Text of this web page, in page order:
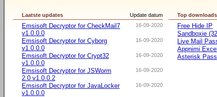
Update datum
Laatste updates
16-09-2020
Emsisoft Decryptor for CheckMail7
v1.0.0.0
16-09-2020
Emsisoft Decryptor for Cyborg
v1.0.0.0
16-09-2020
Emsisoft Decryptor for Crypt32
v1.0.0.0
16-09-2020
Emsisoft Decryptor for JSWorm
2.0 v1.0.0.2
16-09-2020
Emsisoft Decryptor for JavaLocker
v1.0.0.0
Top downloads
Free Hide IP
Sandboxie
Live Mail
Appnimi
Asterisk